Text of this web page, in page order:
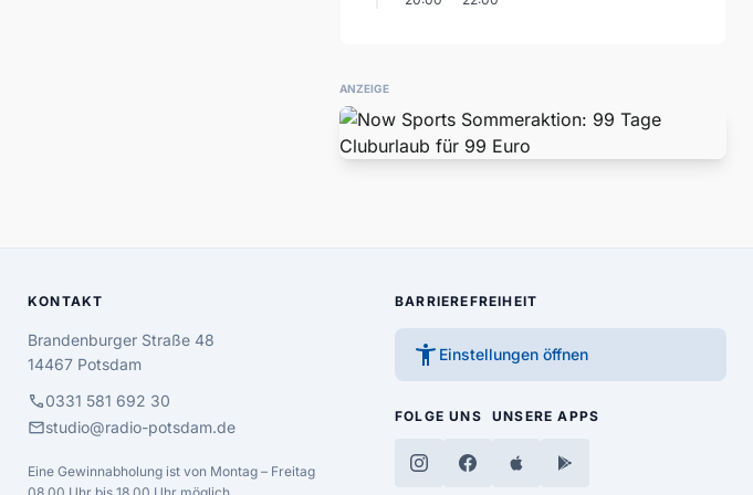
ANZEIGE
KONTAKT
Brandenburger Straße 48
14467 Potsdam
call0331 581 692 30
mailstudio@radio-potsdam.de
Eine Gewinnabholung ist von Montag – Freitag
BARRIEREFREIHEIT
accessibility_new Einstellungen öffnen
FOLGE UNS UNSERE APPS